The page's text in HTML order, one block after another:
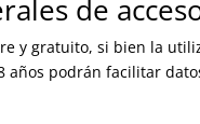
de
y gratuito, si bien la
años podrán facilitar